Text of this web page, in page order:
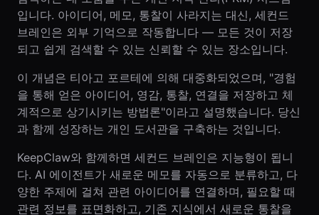
입니다. 아이디어, 메모, 통찰이 사라지는 대신, 세컨드
브레인은 외부 기억으로 작동합니다 — 모든 것이 저장
되고 쉽게 검색할 수 있는 신뢰할 수 있는 장소입니다.
이 개념은 티아고 포르테에 의해 대중화되었으며, "경험
을 통해 얻은 아이디어, 영감, 통찰, 연결을 저장하고 체
계적으로 상기시키는 방법론"이라고 설명했습니다. 당신
과 함께 성장하는 개인 도서관을 구축하는 것입니다.
KeepClaw와 함께하면 세컨드 브레인은 지능형이 됩니
다. AI 에이전트가 새로운 메모를 자동으로 분류하고, 다
양한 주제에 걸쳐 관련 아이디어를 연결하며, 필요할 때
관련 정보를 표면화하고, 기존 지식에서 새로운 통찰을